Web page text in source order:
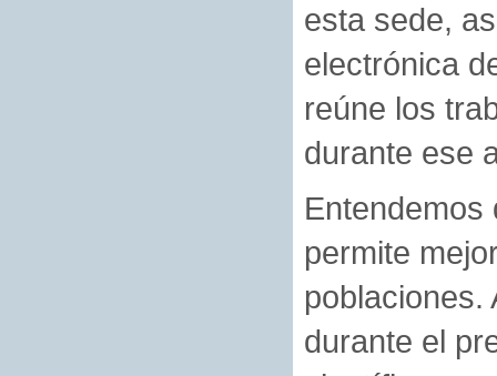
esta sede,
electrónica
reúne los
durante ese
Entendemos
permite
poblaciones.
durante el